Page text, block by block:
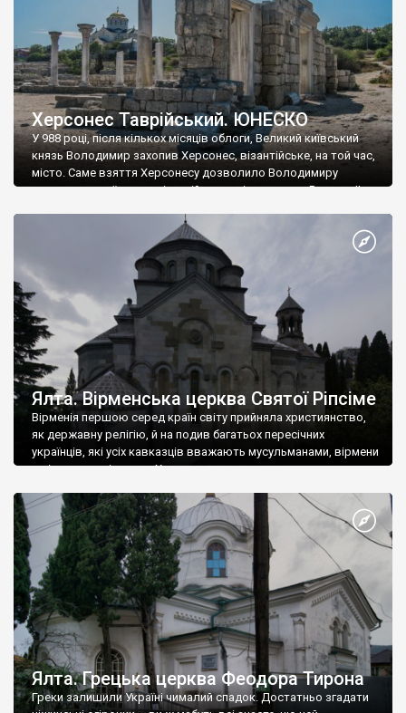
Херсонес Таврійський. ЮНЕСКО
У 988 році, після кількох місяців облоги, Великий київський
князь Володимир захопив Херсонес, візантійське, на той час,
місто. Саме взяття Херсонесу дозволило Володимиру
диктувати свої умови візантійському імператору Василю ІІ, та
Херсонесі Володимир-язичник, став Василем-християнином.
А потім було Хрещення Русі. На честь Херсонесу Таврійського
Ялта. Вірменська церква Святої Ріпсіме
Вірменія першою серед країн світу прийняла християнство,
як державну релігію, й на подив багатьох пересічних
українців, які усіх кавказців вважають мусульманами, вірмени
є відданими вірянами Христа
Ялта. Грецька церква Феодора Тирона
Греки залишили Україні чималий спадок. Достатньо згадати